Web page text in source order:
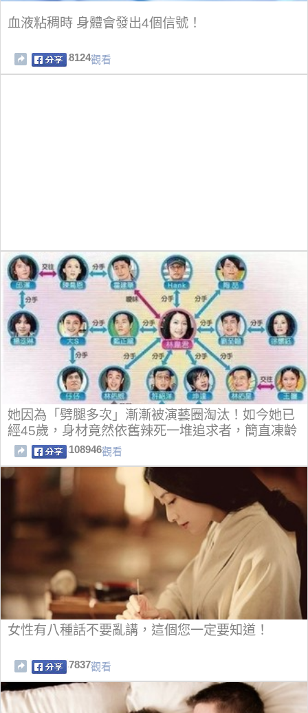
血液粘稠時 身體會發出4個信號！
8124觀看
她因為「劈腿多次」漸漸被演藝圈淘汰！如今她已
經45歲，身材竟然依舊辣死一堆追求者，簡直凍齡
了20年！
108946觀看
女性有八種話不要亂講，這個您一定要知道！
7837觀看